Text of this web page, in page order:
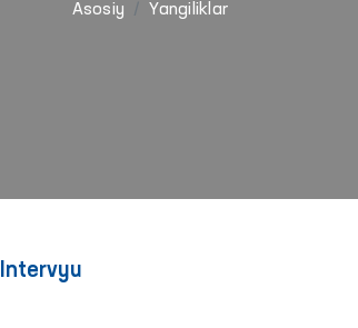
Asosiy Yangiliklar
Intervyu